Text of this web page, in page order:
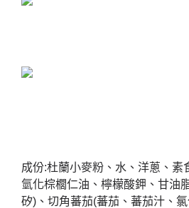
成份:杜蘭小麥粉、水、洋蔥、素
氫化棕櫚仁油、檸檬酸鉀、甘油
矽) 、切角蕃茄(蕃茄、蕃茄汁、